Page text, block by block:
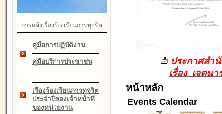
การแจ้งเรื่องร้องเรียนการทุจริต
คู่มือการปฏิบัติงาน
คู่มือบริการประชาชน
เรื่องร้องเรียนการทุจริต
ประจำปีของเจ้าหน้าที่
ของหน่วยงาน
ประกาศสำ
เรื่อง เจตน
หน้าหลัก
Events Calendar